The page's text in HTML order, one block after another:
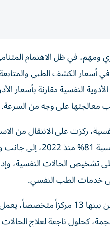
في ظل الاهتمام
الكشف الطبي
الأدوية النفسية مقارنة
معالجتها على وجه من السرعة.
ركزت على الانتقال من
للأفراد، حيث ارتفع
وتدريب 1930 طبيب أسرة على تشخيص
إلى خدمات الطب النفسي.
كحلول ناجعة لعلاج